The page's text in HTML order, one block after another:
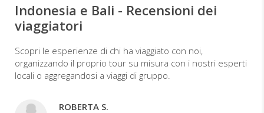
Indonesia e Bali - Recensioni dei
viaggiatori
Scopri le esperienze di chi ha viaggiato con noi,
organizzando il proprio tour su misura con i nostri esperti
locali o aggregandosi a viaggi di gruppo.
ROBERTA S.